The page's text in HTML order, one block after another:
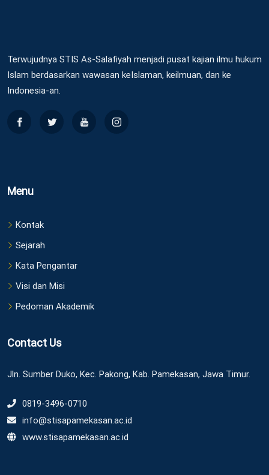
Terwujudnya STIS As-Salafiyah menjadi pusat kajian ilmu hukum
Islam berdasarkan wawasan keIslaman, keilmuan, dan ke
Indonesia-an.
Menu
Kontak
Sejarah
Kata Pengantar
Visi dan Misi
Pedoman Akademik
Contact Us
Jln. Sumber Duko, Kec. Pakong, Kab. Pamekasan, Jawa Timur.
0819-3496-0710
info@stisapamekasan.ac.id
www.stisapamekasan.ac.id